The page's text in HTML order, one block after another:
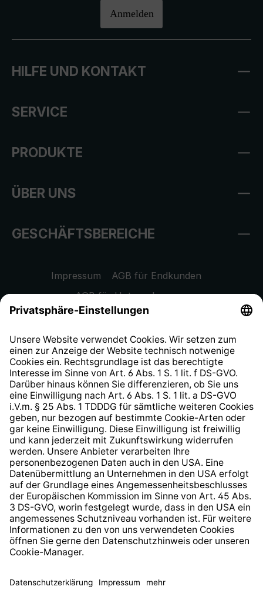
Anmelden
HILFE UND KONTAKT
SERVICE
PRODUKTE
ÜBER UNS
GESCHÄFTSBEREICHE
Impressum
AGB für Endkunden
AGB für Unternehmen
Datenschutzhinweis
Widerrufsrecht
Hinweisgeberschutzsystem
Barrierefreiheit
* Alle Preise inkl. gesetzl. Mehrwertsteuer zzgl.
anders angegeben.